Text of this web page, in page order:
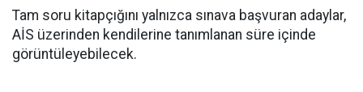
Tam soru kitapçığını yalnızca sınava başvuran adaylar,
AİS üzerinden kendilerine tanımlanan süre içinde
görüntüleyebilecek.